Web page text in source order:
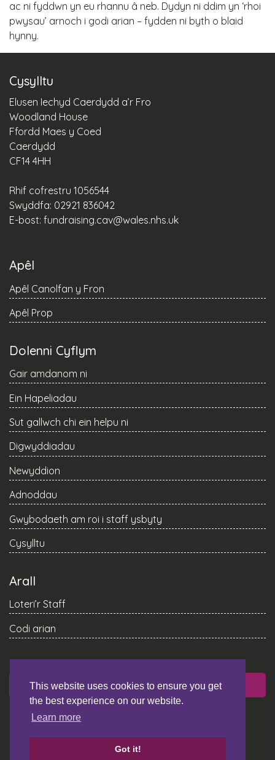
This website uses cookies to ensure you get
the best experience on our website.
Learn more
Got it!
ac ni fyddwn yn eu rhannu â neb. Dydyn ni ddim yn ‘rhoi
pwysau’ arnoch i godi arian – fydden ni byth o blaid
hynny.
Cysylltu
Elusen Iechyd Caerdydd a’r Fro
Woodland House
Ffordd Maes y Coed
Caerdydd
CF14 4HH
Rhif cofrestru 1056544
Swyddfa: 02921 836042
E-bost: fundraising.cav@wales.nhs.uk
Apêl
Apêl Canolfan y Fron
Apêl Prop
Dolenni Cyflym
Gair amdanom ni
Ein Hapeliadau
Sut gallwch chi ein helpu ni
Digwyddiadau
Newyddion
Adnoddau
Gwybodaeth am roi i staff ysbyty
Cysylltu
Arall
Loteri’r Staff
Codi arian
RHOI